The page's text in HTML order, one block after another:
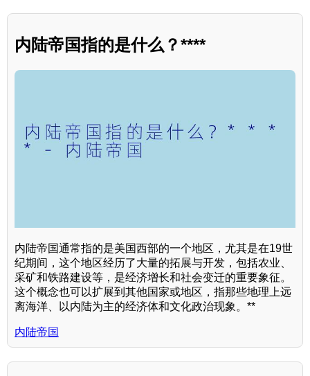
内陆帝国指的是什么？****
内陆帝国通常指的是美国西部的一个地区，尤其是在19世
纪期间，这个地区经历了大量的拓展与开发，包括农业、
采矿和铁路建设等，是经济增长和社会变迁的重要象征。
这个概念也可以扩展到其他国家或地区，指那些地理上远
离海洋、以内陆为主的经济体和文化政治现象。**
内陆帝国